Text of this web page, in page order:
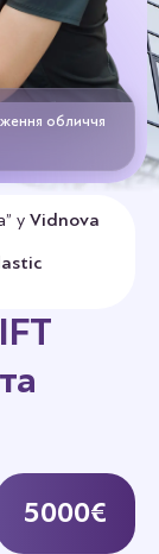
обличчя
у Vidnova
5000€